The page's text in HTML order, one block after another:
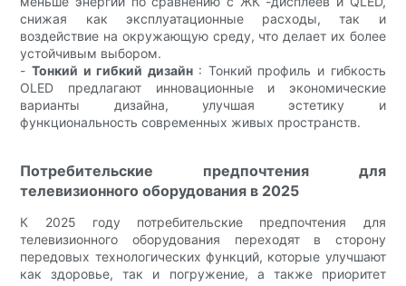
снижая как эксплуатационные расходы, так и
воздействие на окружающую среду, что делает их более
устойчивым выбором.
-Тонкий и гибкий дизайн : Тонкий профиль и гибкость
OLED предлагают инновационные и экономические
варианты дизайна, улучшая эстетику и
функциональность современных живых пространств.
Потребительские предпочтения для
телевизионного оборудования в 2025
К 2025 году потребительские предпочтения для
телевизионного оборудования переходят в сторону
передовых технологических функций, которые улучшают
как здоровье, так и погружение, а также приоритет